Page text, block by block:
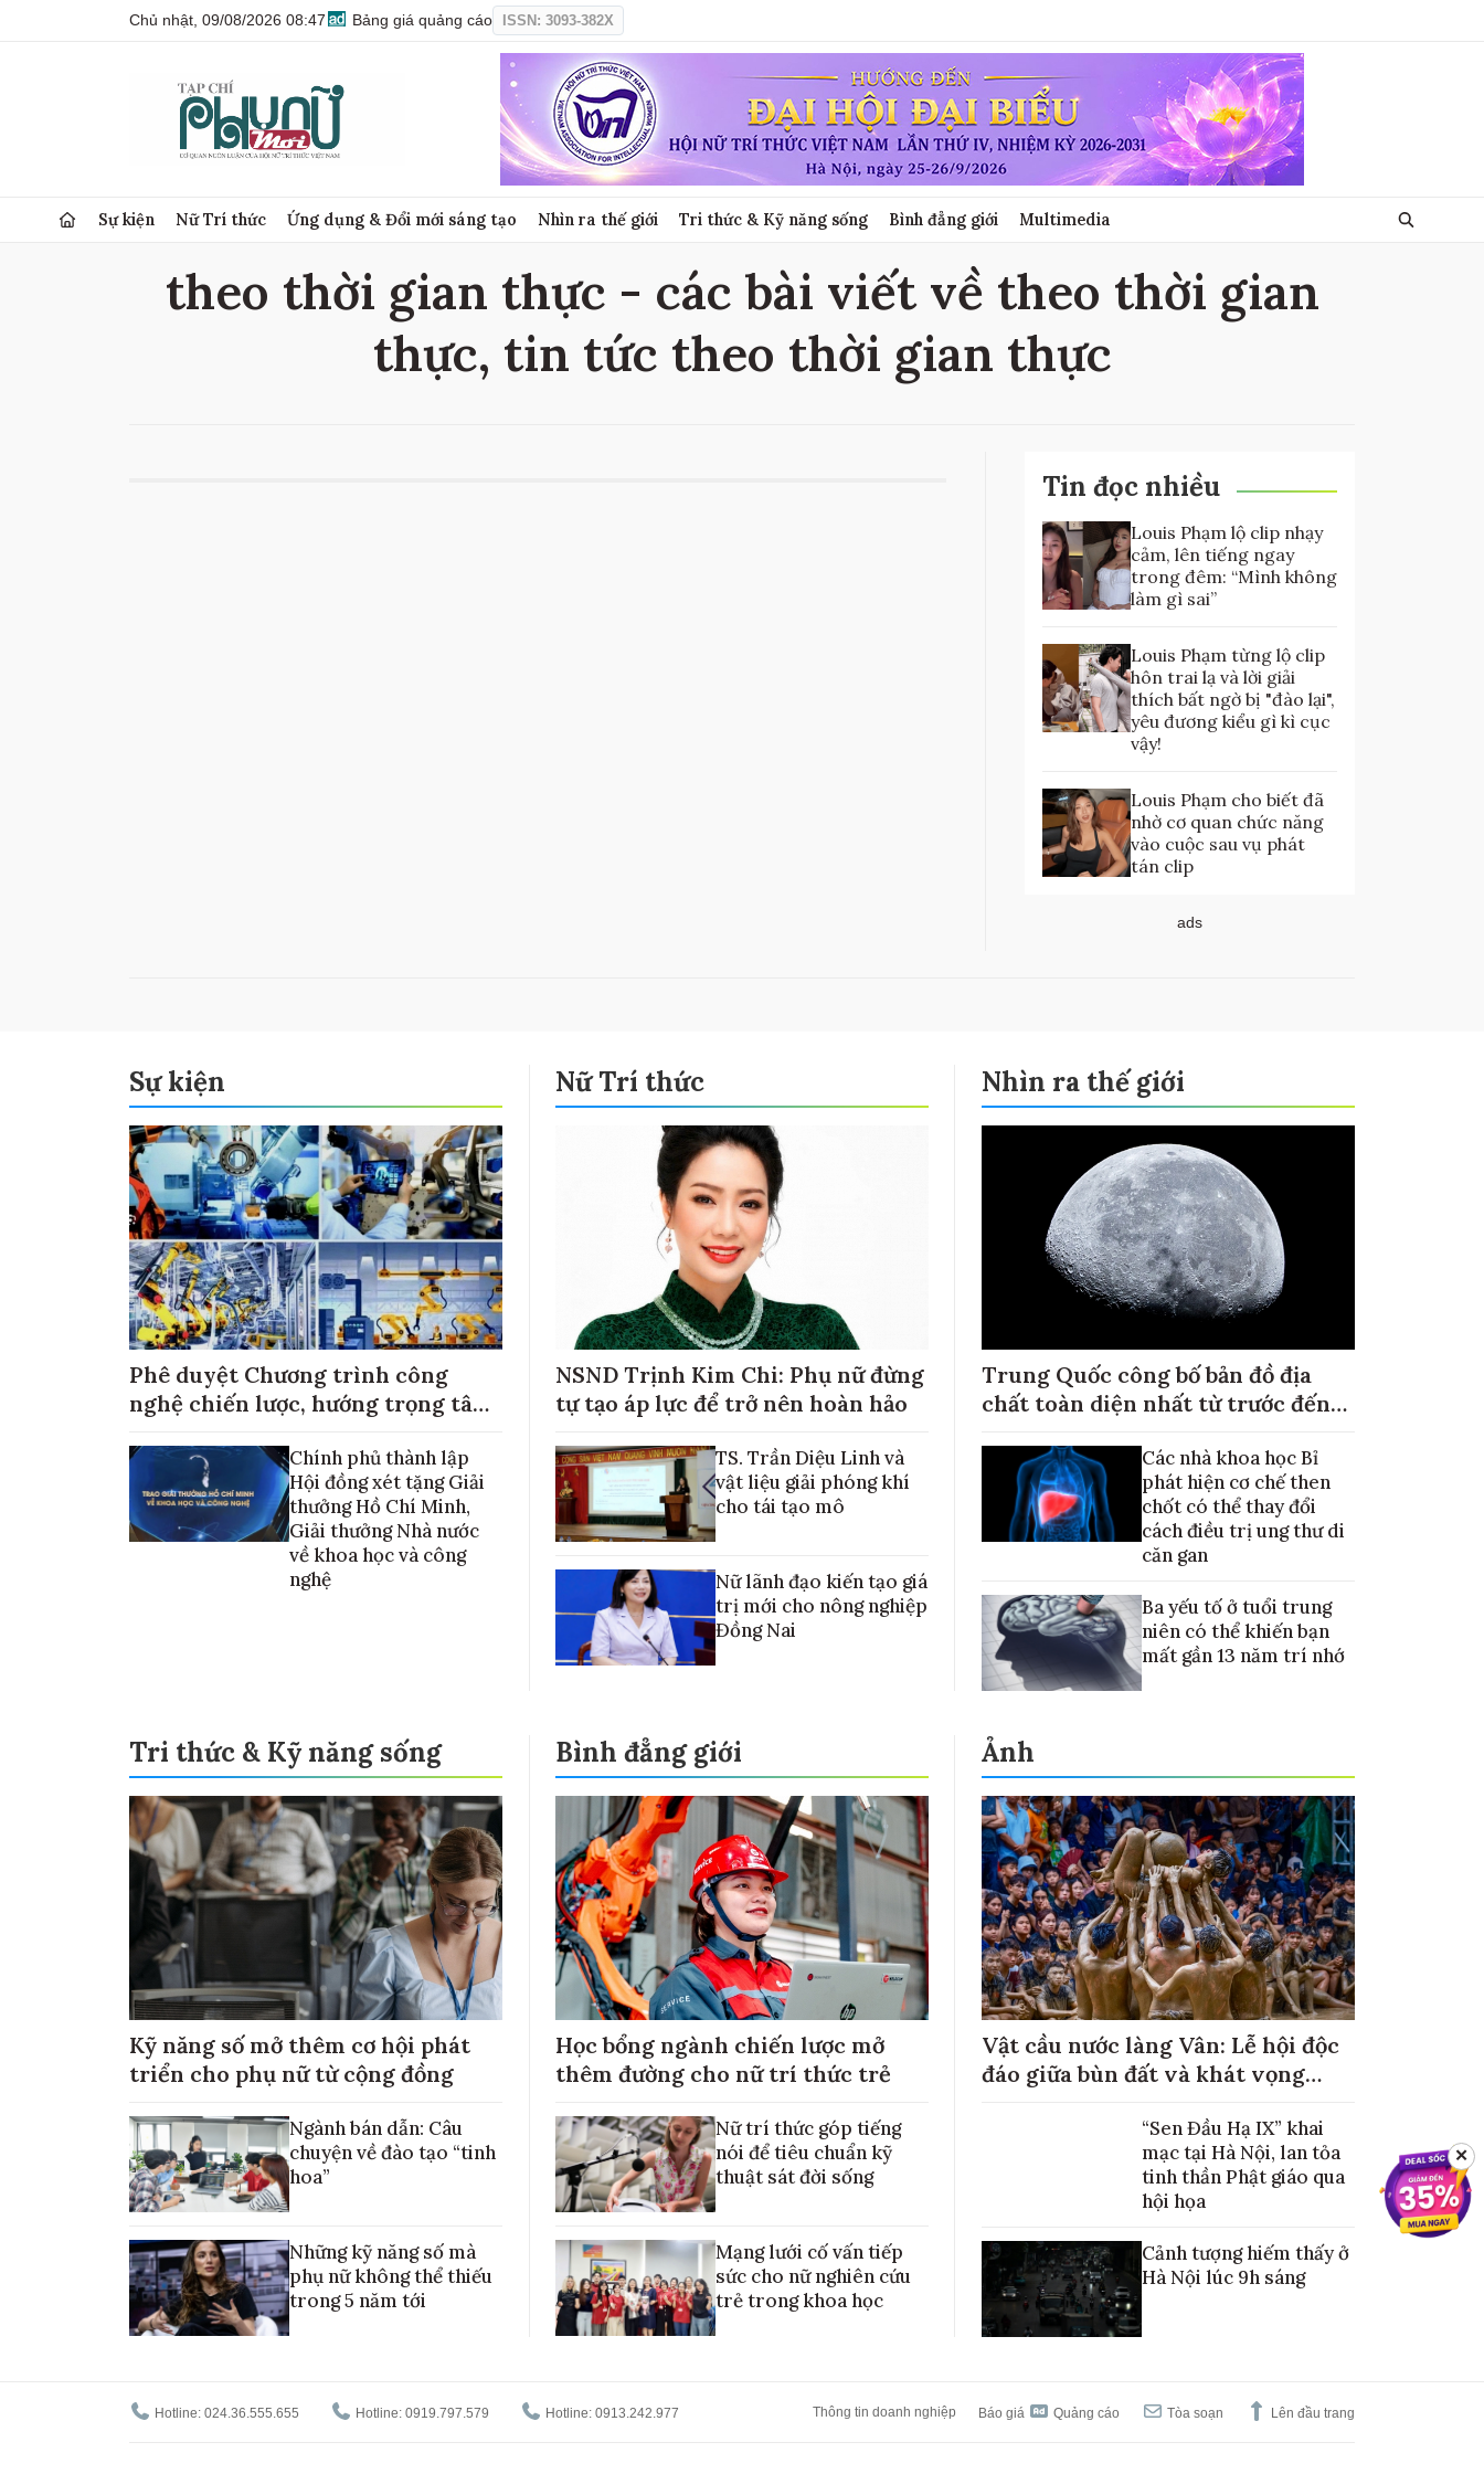
Chủ nhật, 09/08/2026 08:47 Bảng giá quảng cáo ISSN: 3093-382X
Sự kiện Nữ Trí thức Ứng dụng & Đổi mới sáng tạo Nhìn ra thế giới Tri thức & Kỹ năng sống Bình đẳng giới Multimedia
theo thời gian thực - các bài viết về theo thời gian
thực, tin tức theo thời gian thực
Tin đọc nhiều
Louis Phạm lộ clip nhạy
cảm, lên tiếng ngay
trong đêm: “Mình không
làm gì sai”
Louis Phạm từng lộ clip
hôn trai lạ và lời giải
thích bất ngờ bị "đào lại",
yêu đương kiểu gì kì cục
vậy!
Louis Phạm cho biết đã
nhờ cơ quan chức năng
vào cuộc sau vụ phát
tán clip
ads
Sự kiện
Phê duyệt Chương trình công
nghệ chiến lược, hướng trọng tâm
Chính phủ thành lập
Hội đồng xét tặng Giải
thưởng Hồ Chí Minh,
Giải thưởng Nhà nước
về khoa học và công
nghệ
Nữ Trí thức
NSND Trịnh Kim Chi: Phụ nữ đừng
tự tạo áp lực để trở nên hoàn hảo
TS. Trần Diệu Linh và
vật liệu giải phóng khí
cho tái tạo mô
Nữ lãnh đạo kiến tạo giá
trị mới cho nông nghiệp
Đồng Nai
Nhìn ra thế giới
Trung Quốc công bố bản đồ địa
chất toàn diện nhất từ trước đến
Các nhà khoa học Bỉ
phát hiện cơ chế then
chốt có thể thay đổi
cách điều trị ung thư di
căn gan
Ba yếu tố ở tuổi trung
niên có thể khiến bạn
mất gần 13 năm trí nhớ
Tri thức & Kỹ năng sống
Kỹ năng số mở thêm cơ hội phát
triển cho phụ nữ từ cộng đồng
Ngành bán dẫn: Câu
chuyện về đào tạo “tinh
hoa”
Những kỹ năng số mà
phụ nữ không thể thiếu
trong 5 năm tới
Bình đẳng giới
Học bổng ngành chiến lược mở
thêm đường cho nữ trí thức trẻ
Nữ trí thức góp tiếng
nói để tiêu chuẩn kỹ
thuật sát đời sống
Mạng lưới cố vấn tiếp
sức cho nữ nghiên cứu
trẻ trong khoa học
Ảnh
Vật cầu nước làng Vân: Lễ hội độc
đáo giữa bùn đất và khát vọng
“Sen Đầu Hạ IX” khai
mạc tại Hà Nội, lan tỏa
tinh thần Phật giáo qua
hội họa
Cảnh tượng hiếm thấy ở
Hà Nội lúc 9h sáng
Hotline: 024.36.555.655 Hotline: 0919.797.579 Hotline: 0913.242.977 Thông tin doanh nghiệp Báo giá Quảng cáo Tòa soạn Lên đầu trang
✕